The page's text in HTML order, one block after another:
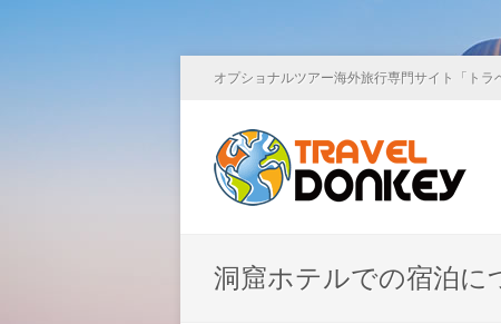
オプショナルツアー海外旅行専門サイト「トラ
洞窟ホテルでの宿泊に